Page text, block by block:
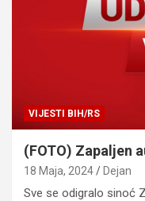
VIJESTI BIH/RS
(FOTO) Zapaljen
18 Maja, 2024 Dejan
Sve se odigralo sinoć